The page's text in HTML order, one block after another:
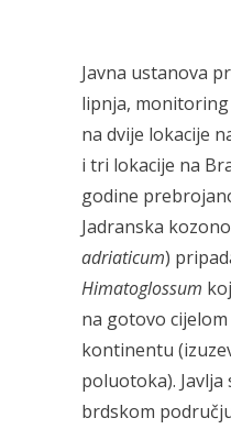
Javna ustanova
lipnja,
na dvije lokacije
i tri lokacije na
godine
Jadranska
adriaticum)
Himatoglossum
na gotovo
kontinentu
poluotoka). Javlja
brdskom